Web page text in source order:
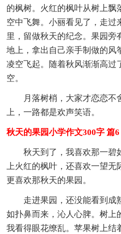
的枫树。火红的枫叶从树上飘
空中飞舞。小丽看见了，走过
里，留做秋天的纪念。果园旁
地上，拿出自己亲手制做的风
凌空飞起。随着秋风渐渐高过
空。
月落树梢，大家才恋恋不
上，一路都是欢声笑语。
秋天的果园小学作文300字 篇6
秋天到了，我喜欢那一碧
上火红的枫叶，还喜欢一望无
更喜欢那秋天的果园。
走进果园，还没能看到成
如扑鼻而来，沁人心脾。树上
我看得眼花缭乱。苹果树上结